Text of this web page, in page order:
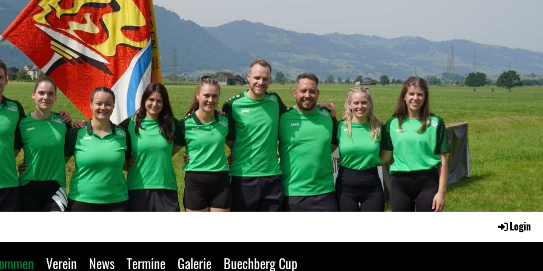
Login
Verein News Termine Galerie Buechberg Cup